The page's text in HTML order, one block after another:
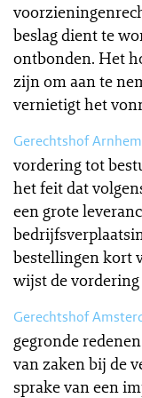
beslag dient te
ontbonden. Het
zijn om aan te
vernietigt het
Gerechtshof
vordering tot
het feit dat
een grote
bestellingen kort
wijst de vordering
Gerechtshof
gegronde
van zaken bij de
sprake van een